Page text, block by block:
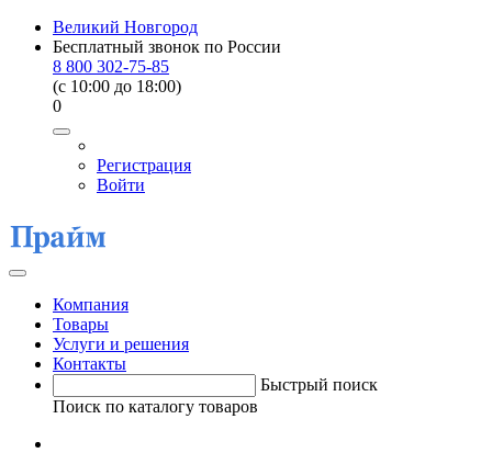
Великий Новгород
Бесплатный звонок по России
8 800 302-75-85
(c 10:00 до 18:00)
0
Регистрация
Войти
Компания
Товары
Услуги и решения
Контакты
Быстрый поиск
Поиск по каталогу товаров